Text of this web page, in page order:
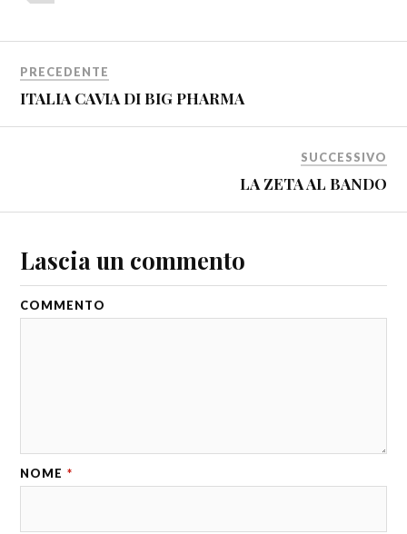
PRECEDENTE
ITALIA CAVIA DI BIG PHARMA
SUCCESSIVO
LA ZETA AL BANDO
Lascia un commento
COMMENTO
NOME *